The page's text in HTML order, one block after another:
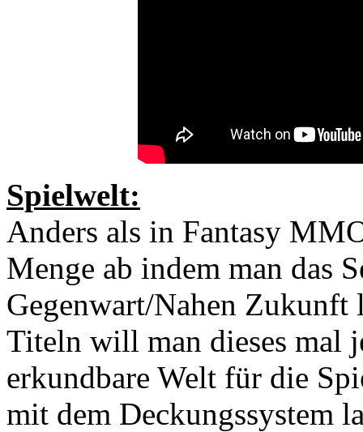
Spielwelt:
Anders als in Fantasy
Menge ab indem man das
Gegenwart/Nahen Zukunft
Titeln will man dieses mal
erkundbare Welt für die
mit dem Deckungssystem